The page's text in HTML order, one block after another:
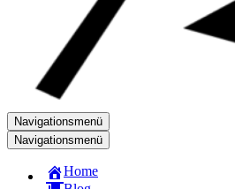
Navigationsmenü
Navigationsmenü
Home